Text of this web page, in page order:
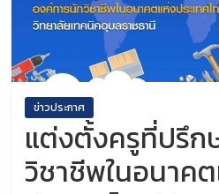
ข่าวประกาศ
แต่งตั้งครูที่ปรึก
วิชาชีพในอนาค